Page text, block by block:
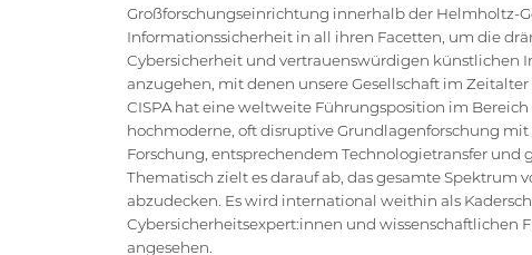
Großforschungseinrichtung innerhalb der Helmholtz-
Informationssicherheit in all ihren Facetten, um die
Cybersicherheit und vertrauenswürdigen künstlichen
anzugehen, mit denen unsere Gesellschaft im
CISPA hat eine weltweite Führungsposition im
hochmoderne, oft disruptive Grundlagenforschung
Forschung, entsprechendem Technologietransfer und
Thematisch zielt es darauf ab, das gesamte Spektrum
abzudecken. Es wird international weithin als
Cybersicherheitsexpert:innen und wissenschaftlichen
angesehen.